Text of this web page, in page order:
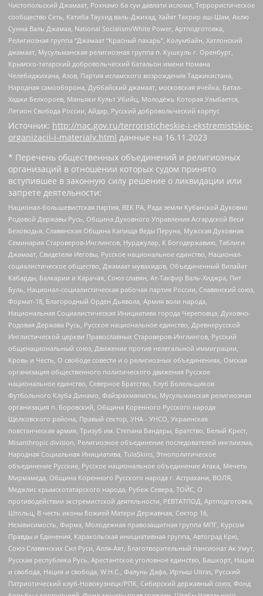
Чистопольский Джамаат, Рохнамо ба суи давлати исломи, Террористическое
сообщество Сеть, Катиба Таухид валь-Джихад, Хайят Тахрир аш-Шам, Ахлю
Сунна Валь Джамаа, National Socialism/White Power, Артподготовка,
Религиозная группа “Джамаат “Красный пахарь”, Колумбайн, Хатлонский
джамаат, Мусульманская религиозная группа п. Кушкуль г. Оренбург,
Крымско-татарский добровольческий батальон имени Номана
Челебиджихана, Азов, Партия исламского возрождения Таджикистана,
Народная самооборона, Дуббайский джамаат, московская ячейка, Батал-
Хаджи Белхороев, Маньяки Культ Убийц, Молодёжь Которая Улыбается,
Легион Свобода России, Айдар, Русский добровольческий корпус
Источник: http://nac.gov.ru/terroristicheskie-i-ekstremistskie-
organizacii-i-materialy.html данные на 16.11.2023
* Перечень общественных объединений и религиозных
организаций в отношении которых судом принято
вступившее в законную силу решение о ликвидации или
запрете деятельности:
Национал-большевистская партия, ВЕК РА, Рада земли Кубанской Духовно
Родовой Державы Русь, Община Духовного Управления Асгардской Веси
Беловодья, Славянская Община Капища Веды Перуна, Мужская Духовная
Семинария Староверов-Инглингов, Нурджулар, К Богодержавию, Таблиги
Джамаат, Свидетели Иеговы, Русское национальное единство, Национал-
социалистическое общество, Джамаат мувахидов, Объединенный Вилайат
Кабарды, Балкарии и Карачая, Союз славян, Ат-Такфир Валь-Хиджра, Пит
Буль, Национал-социалистическая рабочая партия России, Славянский союз,
Формат-18, Благородный Орден Дьявола, Армия воли народа,
Национальная Социалистическая Инициатива города Череповца, Духовно-
Родовая Держава Русь, Русское национальное единство, Древнерусской
Инглистической церкви Православных Староверов-Инглингов, Русский
общенациональный союз, Движение против нелегальной иммиграции,
Кровь и Честь, О свободе совести и о религиозных объединениях, Омская
организация общественного политического движения Русское
национальное единство, Северное Братство, Клуб Болельщиков
Футбольного Клуба Динамо, Файзрахманисты, Мусульманская религиозная
организация п. Боровский, Община Коренного Русского народа
Щелковского района, Правый сектор, УНА - УНСО, Украинская
повстанческая армия, Тризуб им. Степана Бандеры, Братство, Белый Крест,
Misanthropic division, Религиозное объединение последователей инглиизма,
Народная Социальная Инициатива, TulaSkins, Этнополитическое
объединение Русские, Русское национальное объединение Атака, Мечеть
Мирмамеда, Община Коренного Русского народа г. Астрахани, ВОЛЯ,
Меджлис крымскотатарского народа, Рубеж Севера, ТОЙС, О
противодействии экстремистской деятельности, РЕВТАТПОД, Артподготовка,
Штольц, В честь иконы Божией Матери Державная, Сектор 16,
Независимость, Фирма, Молодежная правозащитная группа МПГ, Курсом
Правды и Единения, Каракольская инициативная группа, Автоград Крю,
Союз Славянских Сил Руси, Алля-Аят, Благотворительный пансионат Ак Умут,
Русская республика Русь, Арестантское уголовное единство, Башкорт, Нация
и свобода, Нация и свобода, W.H.С., Фалунь Дафа, Иртыш Ultras, Русский
Патриотический клуб-Новокузнецк/РПК, Сибирский державный союз, Фонд